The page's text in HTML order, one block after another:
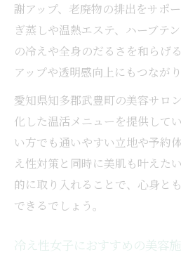
謝アップ、老廃物の排出をサポ
ぎ蒸しや温熱エステ、ハーブテ
の冷えや全身のだるさを和らげ
アップや透明感向上にもつながり
愛知県知多郡武豊町の美容サロ
化した温活メニューを提供して
い方でも通いやすい立地や予約
え性対策と同時に美肌も叶えた
的に取り入れることで、心身と
できるでしょう。
冷え性女子におすすめの美容